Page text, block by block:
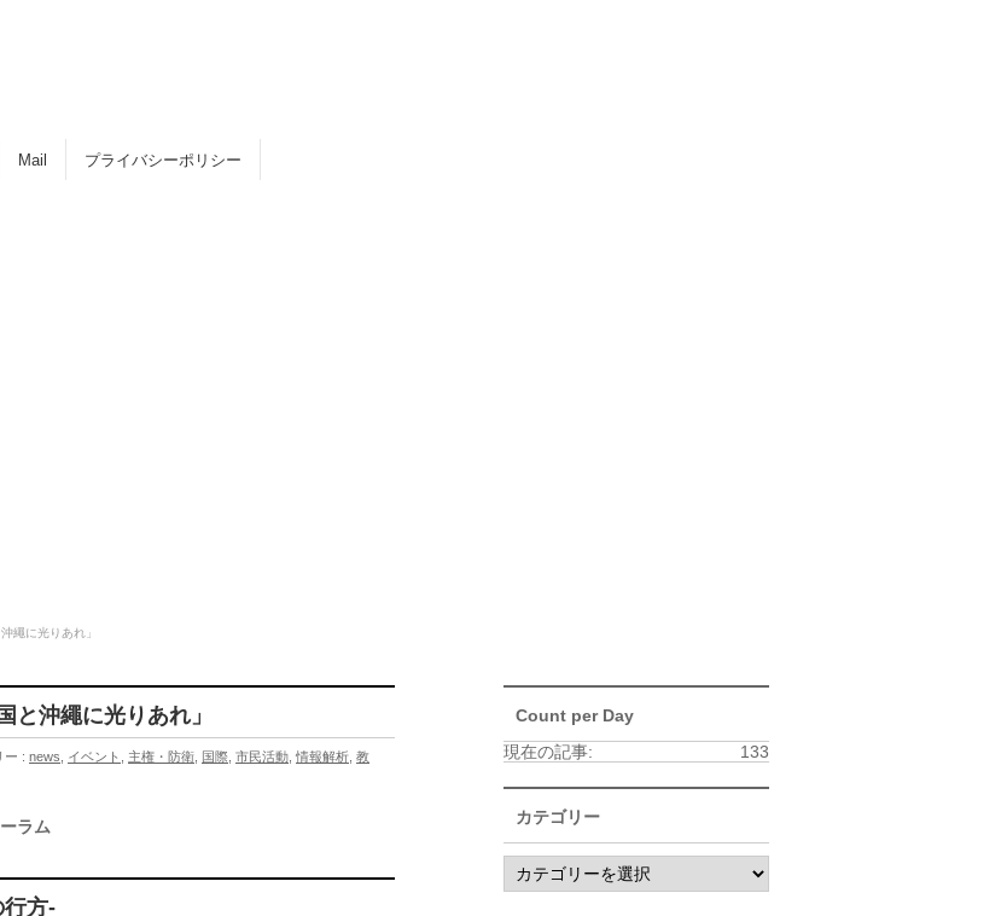
Mail プライバシーポリシー
繩に光りあれ」
沖繩に光りあれ」
ー : news イベント 主権・防衛 国際 市民活動 情報解析 教
ラム
方-
Count per Day
133
現在の記事:
カテゴリー